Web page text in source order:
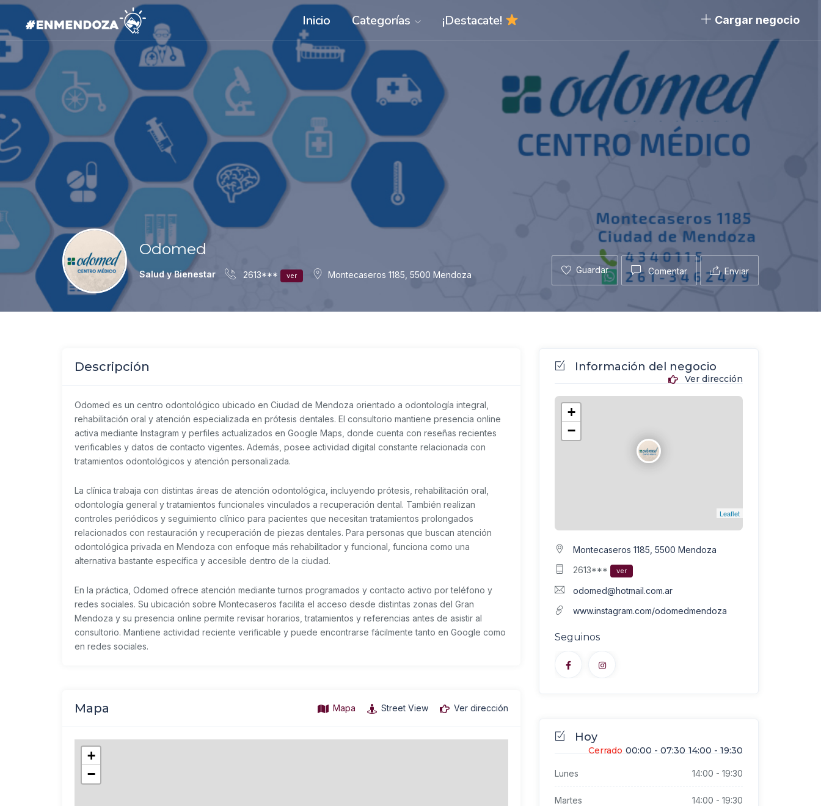
Inicio Categorías ¡Destacate! Cargar negocio
Odomed
Salud y Bienestar 2613*** ver Montecaseros 1185, 5500 Mendoza Guardar Comentar Enviar
Descripción
Odomed es un centro odontológico ubicado en Ciudad de Mendoza orientado a odontología integral,
rehabilitación oral y atención especializada en prótesis dentales. El consultorio mantiene presencia online
activa mediante Instagram y perfiles actualizados en Google Maps, donde cuenta con reseñas recientes
verificables y datos de contacto vigentes. Además, posee actividad digital constante relacionada con
tratamientos odontológicos y atención personalizada.
La clínica trabaja con distintas áreas de atención odontológica, incluyendo prótesis, rehabilitación oral,
odontología general y tratamientos funcionales vinculados a recuperación dental. También realizan
controles periódicos y seguimiento clínico para pacientes que necesitan tratamientos prolongados
relacionados con restauración y recuperación de piezas dentales. Para personas que buscan atención
odontológica privada en Mendoza con enfoque más rehabilitador y funcional, funciona como una
alternativa bastante específica y accesible dentro de la ciudad.
En la práctica, Odomed ofrece atención mediante turnos programados y contacto activo por teléfono y
redes sociales. Su ubicación sobre Montecaseros facilita el acceso desde distintas zonas del Gran
Mendoza y su presencia online permite revisar horarios, tratamientos y referencias antes de asistir al
consultorio. Mantiene actividad reciente verificable y puede encontrarse fácilmente tanto en Google como
en redes sociales.
Mapa Mapa Street View Ver dirección
+
−
Información del negocio
Ver dirección
+
−
Leaflet
Montecaseros 1185, 5500 Mendoza
2613***
ver
odomed@hotmail.com.ar
www.instagram.com/odomedmendoza
Seguinos
Hoy
Cerrado 00:00 - 07:30 14:00 - 19:30
Lunes 14:00 - 19:30
Martes 14:00 - 19:30